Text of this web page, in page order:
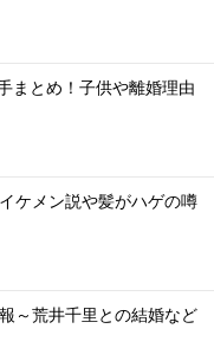
まとめ！子供や離婚理由
ケメン説や髪がハゲの噂
～荒井千里との結婚など